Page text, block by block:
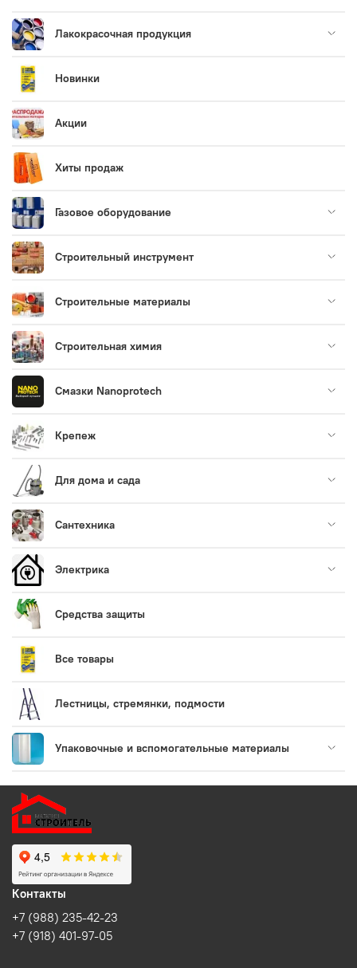
Лакокрасочная продукция
Новинки
Акции
Хиты продаж
Газовое оборудование
Строительный инструмент
Строительные материалы
Строительная химия
Смазки Nanoprotech
Крепеж
Для дома и сада
Сантехника
Электрика
Средства защиты
Все товары
Лестницы, стремянки, подмости
Упаковочные и вспомогательные материалы
Контакты
+7 (988) 235-42-23
+7 (918) 401-97-05